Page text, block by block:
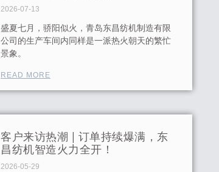
2026-07-13
盛夏七月，骄阳似火，青岛东昌纺机制造有限
公司的生产车间内同样是一派热火朝天的繁忙
景象。
READ MORE
客户来访热潮 | 订单持续爆满，东
昌纺机智造火力全开！
2026-05-29